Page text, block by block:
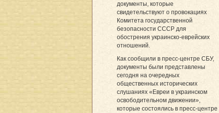
документы, которые
свидетельствуют о провокациях
Комитета государственной
безопасности СССР для
обострения украинско-еврейских
отношений.
Как сообщили в пресс-центре СБУ,
документы были представлены
сегодня на очередных
общественных исторических
слушаниях «Евреи в украинском
освободительном движении»,
которые состоялись в пресс-центре